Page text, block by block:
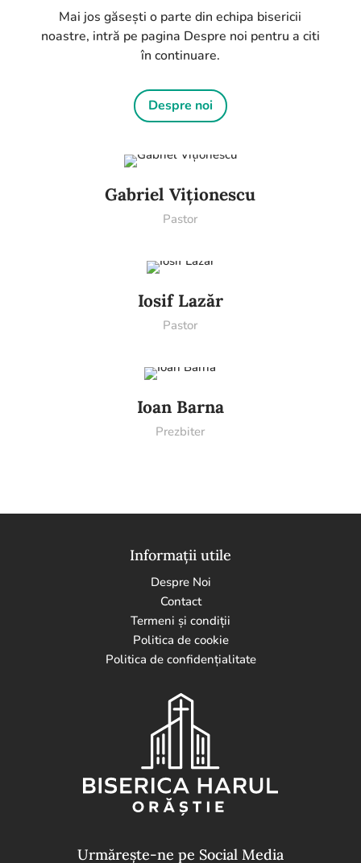
Mai jos găsești o parte din echipa bisericii
noastre, intră pe pagina Despre noi pentru a citi
în continuare.
Despre noi
Gabriel Viționescu
Pastor
Iosif Lazăr
Pastor
Ioan Barna
Prezbiter
Informații utile
Despre Noi
Contact
Termeni și condiții
Politica de cookie
Politica de confidențialitate
Urmărește-ne pe Social Media